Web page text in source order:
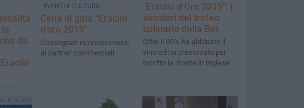
da
EVENTI E CULTURA
Cena di gala “Eraclio
d’oro 2019”
Consegnati riconoscimenti
ai partner commerciali
"Eraclio d'Oro 2019": i
vincitori del trofeo
culinario della Bat
Oltre il 90% ha abbinato il
vino ed ha presentato per
iscritto la ricetta in inglese